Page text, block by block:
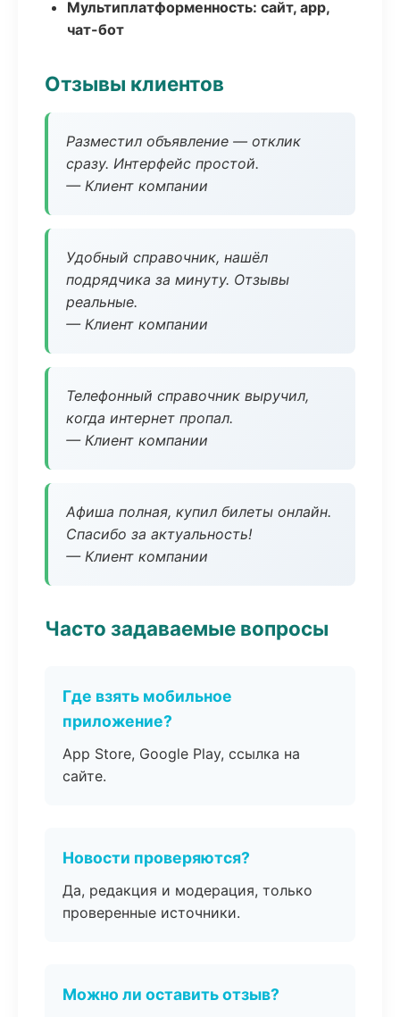
Мультиплатформенность: сайт, app,
чат-бот
Отзывы клиентов
Разместил объявление — отклик
сразу. Интерфейс простой.
— Клиент компании
Удобный справочник, нашёл
подрядчика за минуту. Отзывы
реальные.
— Клиент компании
Телефонный справочник выручил,
когда интернет пропал.
— Клиент компании
Афиша полная, купил билеты онлайн.
Спасибо за актуальность!
— Клиент компании
Часто задаваемые вопросы
Где взять мобильное
приложение?
App Store, Google Play, ссылка на
сайте.
Новости проверяются?
Да, редакция и модерация, только
проверенные источники.
Можно ли оставить отзыв?